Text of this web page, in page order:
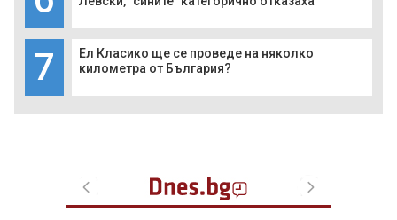
7
Ел Класико ще се проведе на няколко
километра от България?